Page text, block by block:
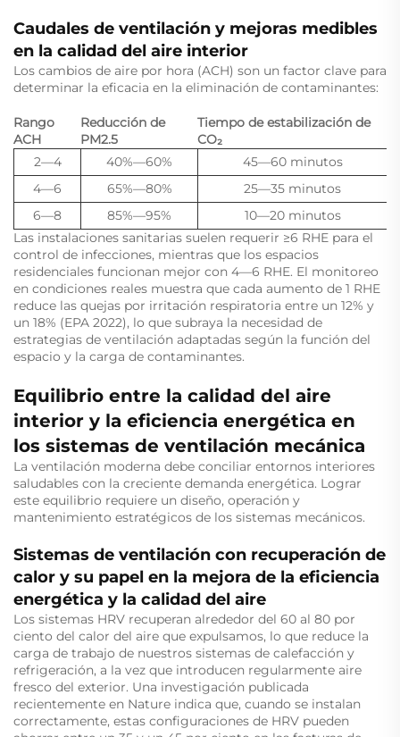
Caudales de ventilación y mejoras medibles
en la calidad del aire interior
Los cambios de aire por hora (ACH) son un factor clave para
determinar la eficacia en la eliminación de contaminantes:
Rango
ACH
Reducción de
PM2.5
Tiempo de estabilización de
CO₂
2—4
40%—60%
45—60 minutos
4—6
65%—80%
25—35 minutos
6—8
85%—95%
10—20 minutos
Las instalaciones sanitarias suelen requerir ≥6 RHE para el
control de infecciones, mientras que los espacios
residenciales funcionan mejor con 4—6 RHE. El monitoreo
en condiciones reales muestra que cada aumento de 1 RHE
reduce las quejas por irritación respiratoria entre un 12% y
un 18% (EPA 2022), lo que subraya la necesidad de
estrategias de ventilación adaptadas según la función del
espacio y la carga de contaminantes.
Equilibrio entre la calidad del aire
interior y la eficiencia energética en
los sistemas de ventilación mecánica
La ventilación moderna debe conciliar entornos interiores
saludables con la creciente demanda energética. Lograr
este equilibrio requiere un diseño, operación y
mantenimiento estratégicos de los sistemas mecánicos.
Sistemas de ventilación con recuperación de
calor y su papel en la mejora de la eficiencia
energética y la calidad del aire
Los sistemas HRV recuperan alrededor del 60 al 80 por
ciento del calor del aire que expulsamos, lo que reduce la
carga de trabajo de nuestros sistemas de calefacción y
refrigeración, a la vez que introducen regularmente aire
fresco del exterior. Una investigación publicada
recientemente en Nature indica que, cuando se instalan
correctamente, estas configuraciones de HRV pueden